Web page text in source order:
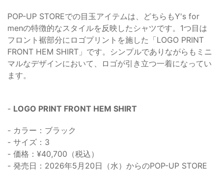
POP-UP STOREでの目玉アイテムは、どちらもY's for
menの特徴的なスタイルを反映したシャツです。1つ目は
フロント裾部分にロゴプリントを施した「LOGO PRINT
FRONT HEM SHIRT」です。シンプルでありながらもミニ
マルなデザインにおいて、ロゴが引き立つ一着になってい
ます。
- LOGO PRINT FRONT HEM SHIRT
- カラー：ブラック
- サイズ：3
- 価格：¥40,700（税込）
- 発売日：2026年5月20日（水）からのPOP-UP STORE